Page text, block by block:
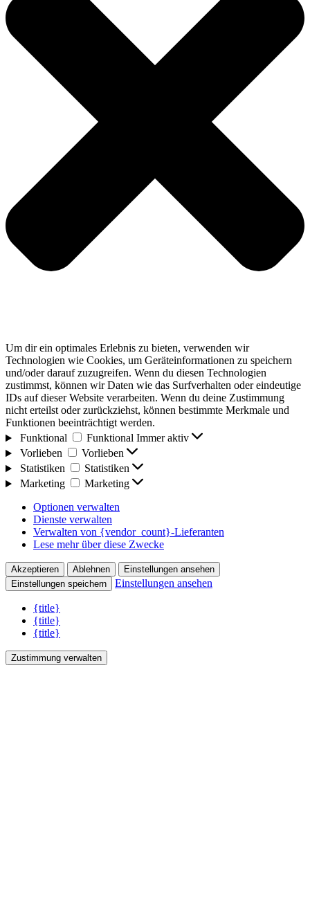
Um dir ein optimales Erlebnis zu bieten, verwenden wir
Technologien wie Cookies, um Geräteinformationen zu speichern
und/oder darauf zuzugreifen. Wenn du diesen Technologien
zustimmst, können wir Daten wie das Surfverhalten oder eindeutige
IDs auf dieser Website verarbeiten. Wenn du deine Zustimmung
nicht erteilst oder zurückziehst, können bestimmte Merkmale und
Funktionen beeinträchtigt werden.
Funktional
Funktional Immer aktiv
Vorlieben
Vorlieben
Statistiken
Statistiken
Marketing
Marketing
Optionen verwalten
Dienste verwalten
Verwalten von {vendor_count}-Lieferanten
Lese mehr über diese Zwecke
Akzeptieren Ablehnen
Einstellungen ansehen
Einstellungen speichern
Einstellungen ansehen
{title}
{title}
{title}
Zustimmung verwalten